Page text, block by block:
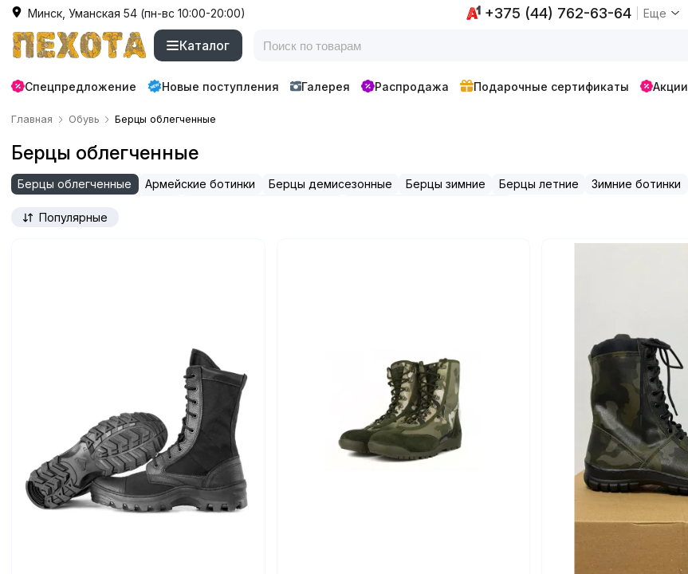
Минск, Уманская 54 (пн-вс 10:00-20:00) +375 (44) 762-63-64 Еще
Каталог
Спецпредложение Новые поступления Галерея Распродажа Подарочные сертификаты Акции
Главная Обувь Берцы облегченные
Берцы облегченные
Армейские ботинки Берцы демисезонные Берцы зимние Берцы летние
Берцы облегченные Зимние ботинки
Популярные